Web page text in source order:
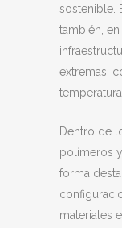
sostenible.
también,
extremas,
Dentro de
polímeros
forma
materiales